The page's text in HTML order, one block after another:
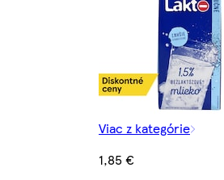
Viac z kategórie
1,85 €